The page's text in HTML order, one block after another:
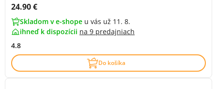
Cena s DPH:
24.90 €
Skladom v e-shope u vás už 11. 8.
ihneď k dispozícii na 9 predajniach
4.8
Do košíka